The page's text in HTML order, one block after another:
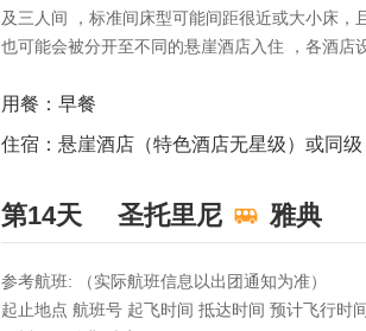
及三人间 ，标准间床型可能间距很近或大小床
也可能会被分开至不同的悬崖酒店入住 ，各酒
用餐：早餐
住宿：悬崖酒店（特色酒店无星级）或同级
第14天 圣托里尼 雅典
参考航班: （实际航班信息以出团通知为准）
起止地点 航班号 起飞时间 抵达时间 预计飞行时